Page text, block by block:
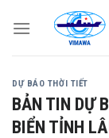
DỰ BÁO THỜI TIẾT
BẢN TIN DỰ
BIỂN TỈNH